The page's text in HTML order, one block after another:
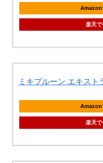
Amazon
楽天
ミキプルーン エキスト
Amazon
楽天